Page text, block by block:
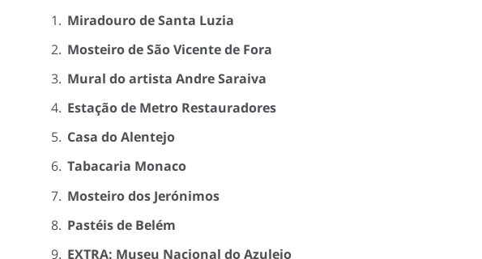
Miradouro de Santa Luzia
Mosteiro de São Vicente de Fora
Mural do artista Andre Saraiva
Estação de Metro Restauradores
Casa do Alentejo
Tabacaria Monaco
Mosteiro dos Jerónimos
Pastéis de Belém
EXTRA: Museu Nacional do Azulejo